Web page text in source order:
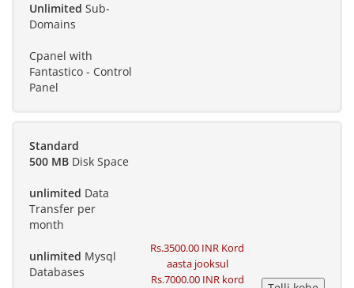
Unlimited Sub-
Domains
Cpanel with
Fantastico - Control
Panel
Standard
500 MB Disk Space
unlimited Data
Transfer per
month
unlimited Mysql
Databases
Rs.3500.00 INR Kord
aasta jooksul
Rs.7000.00 INR kord